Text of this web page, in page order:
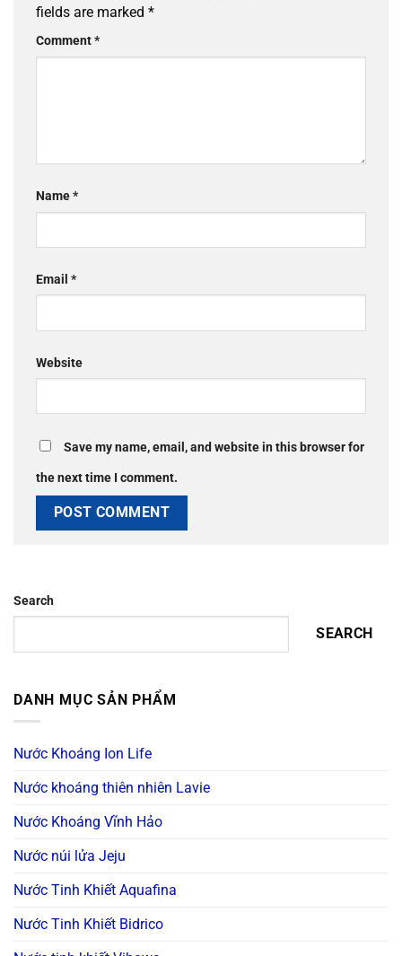
fields are marked *
Comment*
Name*
Email *
Website
Save my name, email, and website in this browser for
the next time I comment.
Search
SEARCH
DANH MỤC SẢN PHẨM
Nước Khoáng Ion Life
Nước khoáng thiên nhiên Lavie
Nước Khoáng Vĩnh Hảo
Nước núi lửa Jeju
Nước Tinh Khiết Aquafina
Nước Tinh Khiết Bidrico